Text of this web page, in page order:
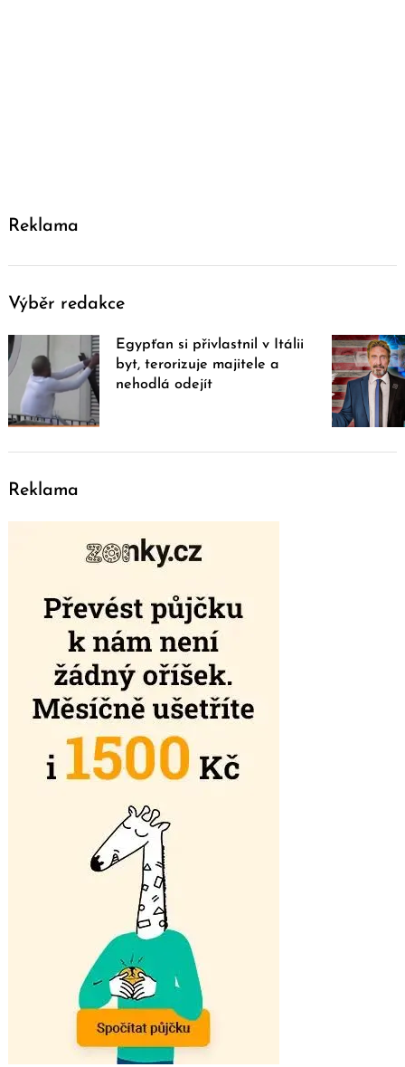
Reklama
Výběr redakce
Egypťan si přivlastnil v Itálii
byt, terorizuje majitele a
nehodlá odejít
Reklama